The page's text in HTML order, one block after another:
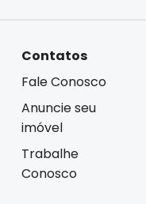
Contatos
Fale Conosco
Anuncie seu
imóvel
Trabalhe
Conosco